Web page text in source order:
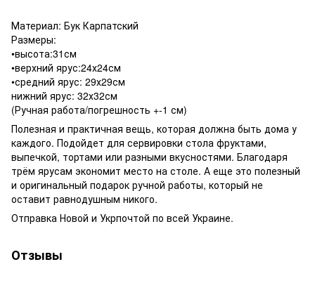
Материал: Бук Карпатский
Размеры:
•высота:31см
•верхний ярус:24х24см
•средний ярус: 29х29см
нижний ярус: 32х32см
(Ручная работа/погрешность +-1 см)
Полезная и практичная вещь, которая должна быть дома у
каждого. Подойдет для сервировки стола фруктами,
выпечкой, тортами или разными вкусностями. Благодаря
трём ярусам экономит место на столе. А еще это полезный
и оригинальный подарок ручной работы, который не
оставит равнодушным никого.
Отправка Новой и Укрпочтой по всей Украине.
Отзывы